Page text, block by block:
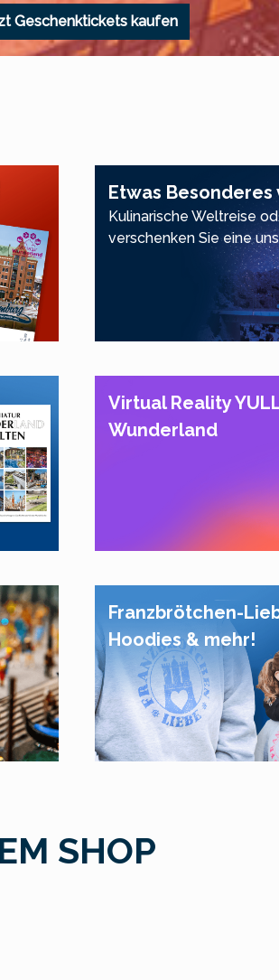
Geschenktickets kaufen
Etwas
Kulinarische Weltreise
verschenken Sie eine
Virtual Reality
Wunderland
Franzbrötchen-
Hoodies & mehr!
SHOP